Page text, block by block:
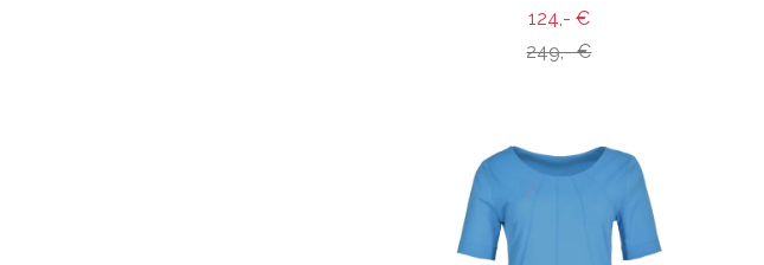
124,- €
249,- €